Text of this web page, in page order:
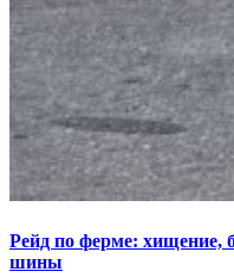
Рейд по ферме: хищение,
шины